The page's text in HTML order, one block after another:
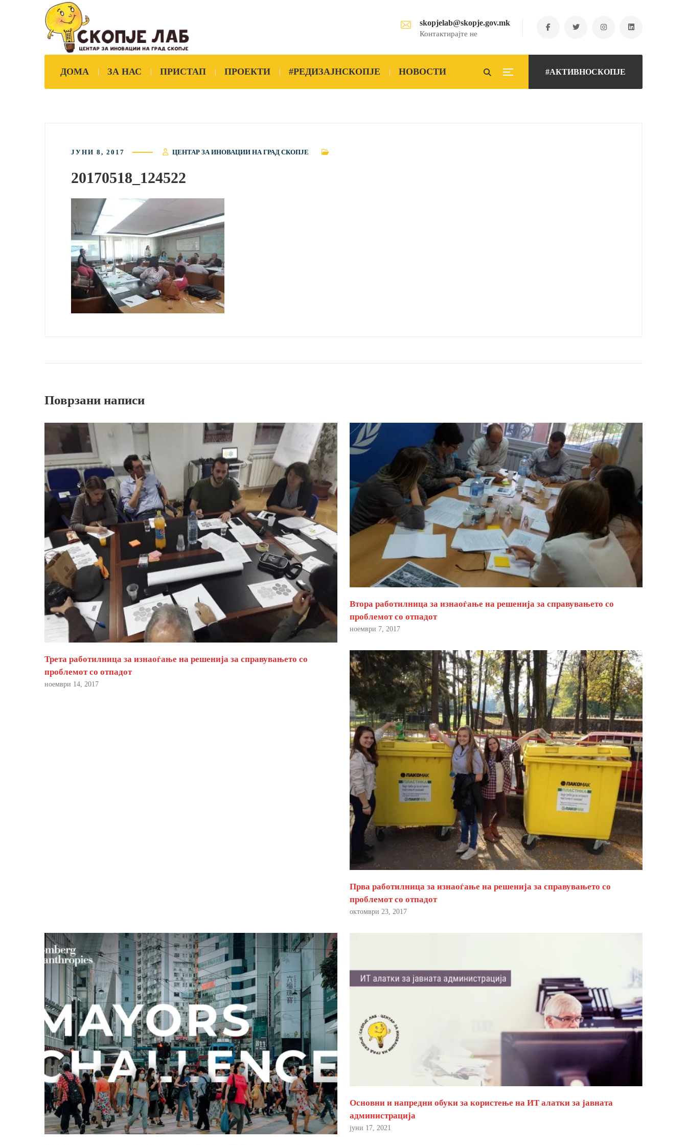
skopjelab@skopje.gov.mk
Контактирајте не
#АКТИВНОСКОПЈЕ
ДОМА ЗА НАС ПРИСТАП ПРОЕКТИ #РЕДИЗАЈНСКОПЈЕ НОВОСТИ
ЈУНИ 8, 2017 ЦЕНТАР ЗА ИНОВАЦИИ НА ГРАД СКОПЈЕ
20170518_124522
Поврзани написи
Трета работилница за изнаоѓање на решенија за справувањето со
проблемот со отпадот
ноември 14, 2017
Втора работилница за изнаоѓање на решенија за справувањето со
проблемот со отпадот
ноември 7, 2017
Прва работилница за изнаоѓање на решенија за справувањето со
проблемот со отпадот
октомври 23, 2017
Основни и напредни обуки за користење на ИТ алатки за јавната
администрација
јуни 17, 2021